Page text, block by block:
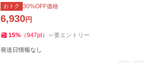
おトク 30%OFF価格
6,930円
15% （947pt） 要エントリー
発送日情報なし